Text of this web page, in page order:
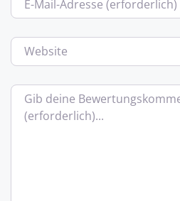
Website
Bewertungstext